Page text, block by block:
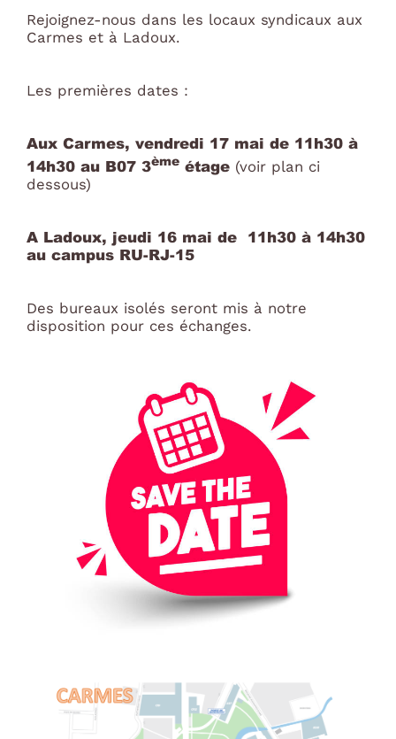
Rejoignez-nous dans les locaux syndicaux aux
Carmes et à Ladoux.
Les premières dates :
Aux Carmes, vendredi 17 mai de 11h30 à
14h30 au B07 3ème étage (voir plan ci
dessous)
A Ladoux, jeudi 16 mai de 11h30 à 14h30
au campus RU-RJ-15
Des bureaux isolés seront mis à notre
disposition pour ces échanges.